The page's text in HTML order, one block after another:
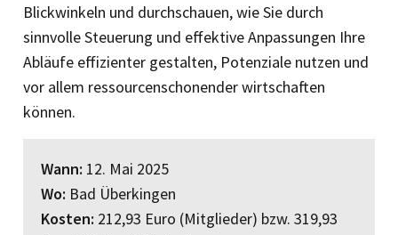
Blickwinkeln und durchschauen, wie Sie durch
sinnvolle Steuerung und effektive Anpassungen Ihre
Abläufe effizienter gestalten, Potenziale nutzen und
vor allem ressourcenschonender wirtschaften
können.
Wann: 12. Mai 2025
Wo: Bad Überkingen
Kosten: 212,93 Euro (Mit­glieder) bzw. 319,93